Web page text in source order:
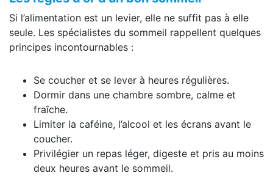
Si l’alimentation est un levier, elle ne suffit pas à elle
seule. Les spécialistes du sommeil rappellent quelques
principes incontournables :
Se coucher et se lever à heures régulières.
Dormir dans une chambre sombre, calme et
fraîche.
Limiter la caféine, l’alcool et les écrans avant le
coucher.
Privilégier un repas léger, digeste et pris au moins
deux heures avant le sommeil.